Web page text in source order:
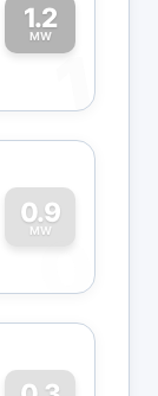
1.2
MW
1
0.9
MW
0